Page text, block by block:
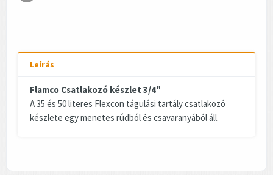
Leírás
Flamco Csatlakozó készlet 3/4"
A 35 és 50 literes Flexcon tágulási tartály csatlakozó
készlete egy menetes rúdból és csavaranyából áll.